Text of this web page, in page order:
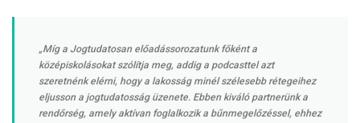
„Míg a Jogtudatosan előadássorozatunk főként a
középiskolásokat szólítja meg, addig a podcasttel azt
szeretnénk elérni, hogy a lakosság minél szélesebb rétegeihez
eljusson a jogtudatosság üzenete. Ebben kiváló partnerünk a
rendőrség, amely aktívan foglalkozik a bűnmegelőzéssel, ehhez